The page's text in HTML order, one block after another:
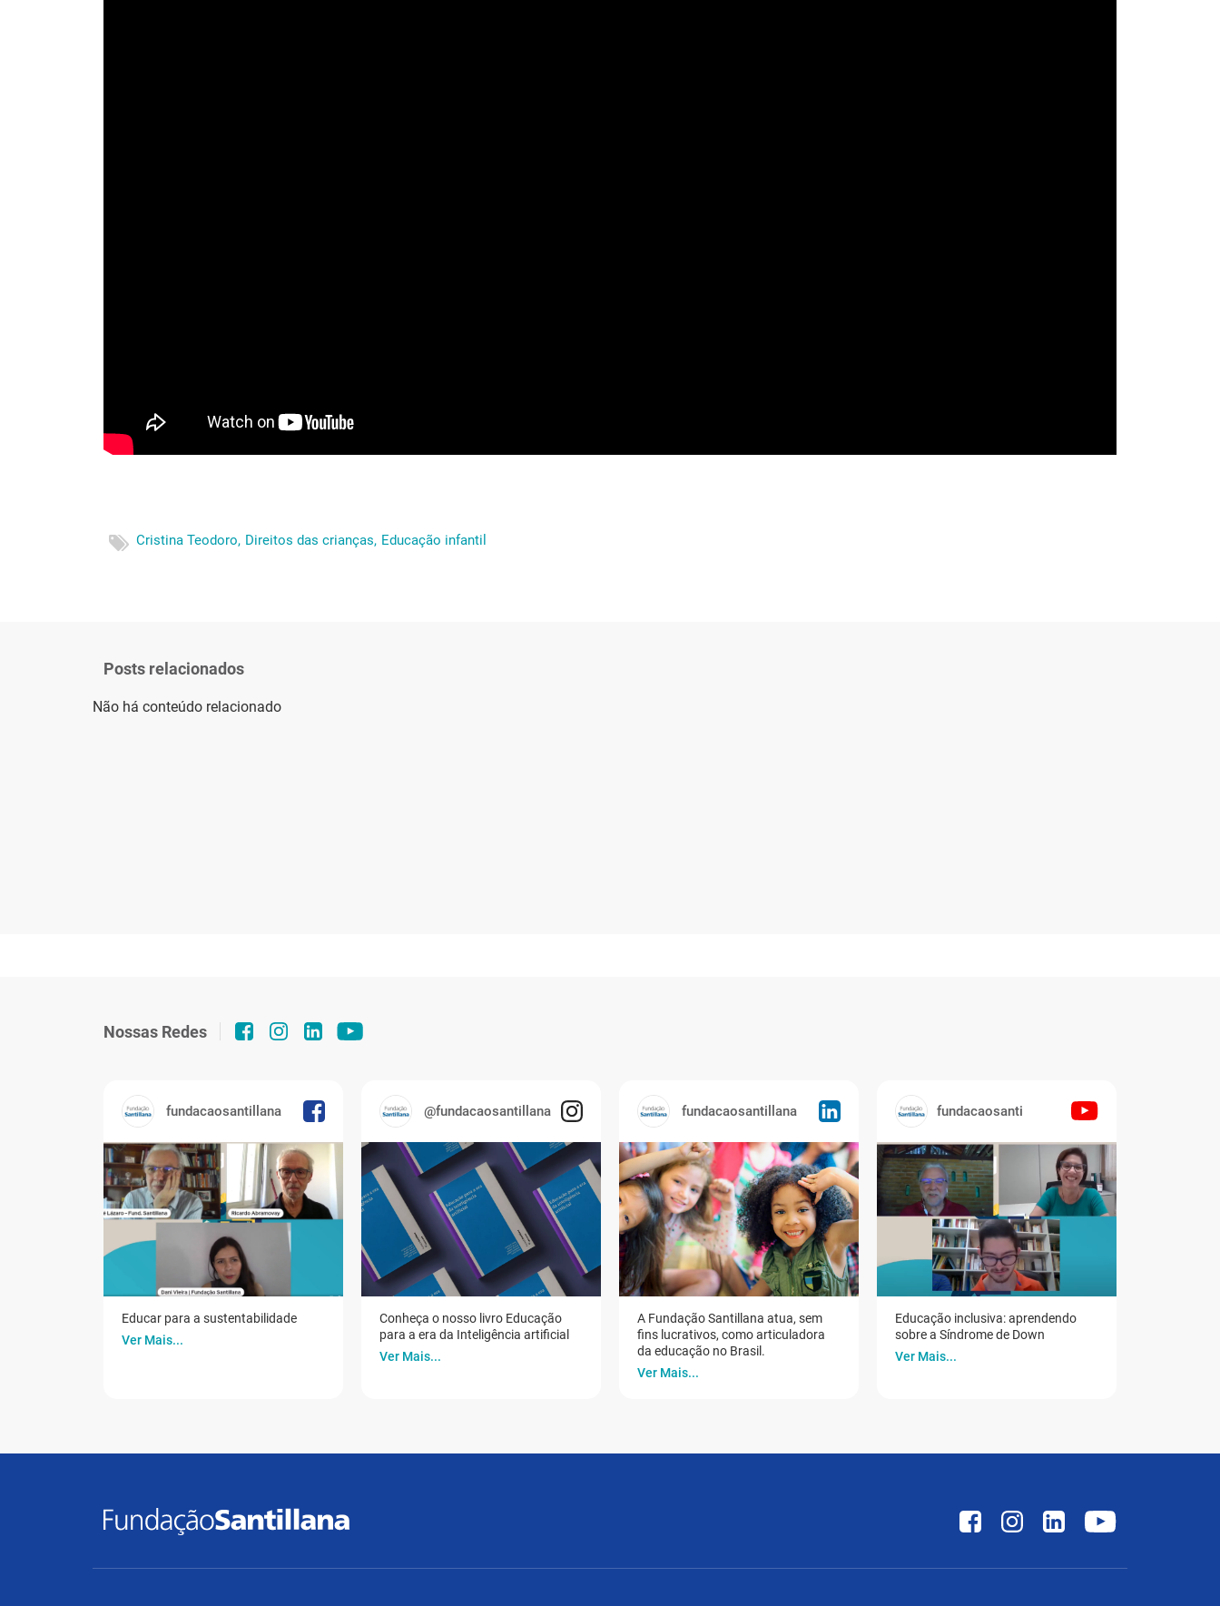
Cristina Teodoro, Direitos das crianças, Educação infantil
Posts relacionados
Não há conteúdo relacionado
Nossas Redes
fundacaosantillana
Educar para a sustentabilidade
Ver Mais...
@fundacaosantillana
Conheça o nosso livro Educação
para a era da Inteligência artificial
Ver Mais...
fundacaosantillana
A Fundação Santillana atua, sem
fins lucrativos, como articuladora
da educação no Brasil.
Ver Mais...
fundacaosanti
Educação inclusiva: aprendendo
sobre a Síndrome de Down
Ver Mais...